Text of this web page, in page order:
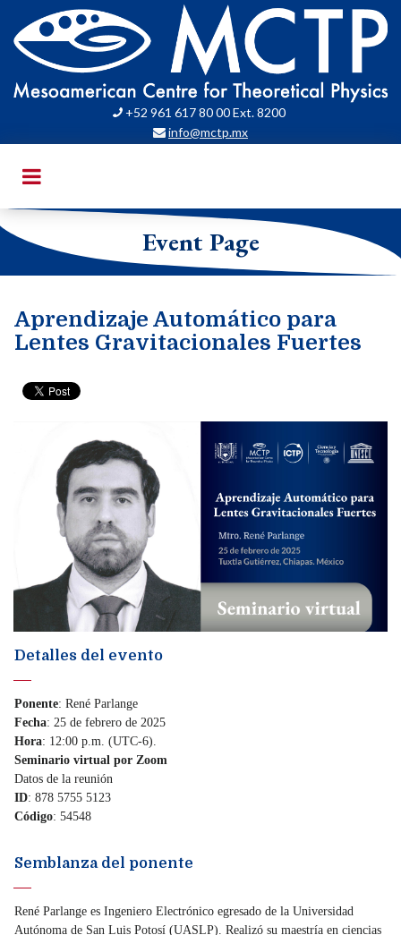
 +52 961 617 80 00 Ext. 8200
 info@mctp.mx
Event Page
Aprendizaje Automático para
Lentes Gravitacionales Fuertes
Detalles del evento
Ponente: René Parlange
Fecha: 25 de febrero de 2025
Hora: 12:00 p.m. (UTC-6).
Seminario virtual por Zoom
Datos de la reunión
ID: 878 5755 5123
Código: 54548
Semblanza del ponente
René Parlange es Ingeniero Electrónico egresado de la Universidad
Autónoma de San Luis Potosí (UASLP). Realizó su maestría en ciencias